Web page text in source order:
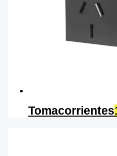
Tomacorrientes